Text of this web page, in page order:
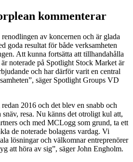
kommenterar
av koncernen och är glada
goda resultat för både verksamheten
Att kunna fortsätta att tillhandahålla
noterade på Spotlight Stock Market är
och har därför varit en central
säger Spotlight Groups VD
2016 och det blev en snabb och
resa. Nu känns det otroligt kul att,
och med MCLogg som grund, ta ett
de noterade bolagens vardag. Vi
lösningar och välkomnar entreprenörer
att höra av sig”, säger John Engholm.